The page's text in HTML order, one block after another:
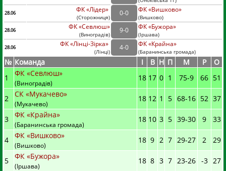
28.06
ФК «Лідер»
(Сторожниця)
0-0 ФК «Вишково»
(Вишково)
28.06
ФК «Севлюш»
(Виноградів)
9-0 ФК «Бужора»
(Іршава)
28.06
ФК «Лінці-Зірка»
(Лінці)
4-0 ФК «Крайна»
(Баранинська громада)
№ Команда I В Н П М Р
О
1
ФК «Севлюш»
(Виноградів)
18 17 0 1 75-9 66 51
2 СК «Мукачево»
(Мукачево)
18 12 1 5 68-16 52 37
3 ФК «Крайна»
(Баранинська громада)
18 10 3 5 39-30 9 33
4 ФК «Вишково»
(Вишково)
18 9 2 7 29-27 2 29
5 ФК «Бужора»
(Іршава)
18 8 3 7 23-26 -3 27